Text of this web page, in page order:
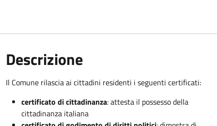
Descrizione
Il Comune rilascia ai cittadini residenti i seguenti certificati:
certificato di cittadinanza: attesta il possesso della
cittadinanza italiana